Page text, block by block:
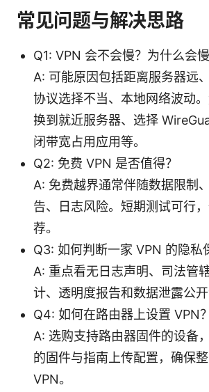
常见问题与解决思路
Q1: VPN 会不会慢？为什么会慢
A: 可能原因包括距离服务器远
协议选择不当、本地网络波动
换到就近服务器、选择
闭带宽占用应用等。
Q2: 免费 VPN 是否值得？
A: 免费越界通常伴随数据限制
告、日志风险。短期测试可行
荐。
Q3: 如何判断一家 VPN 的隐私
A: 重点看无日志声明、司法管
计、透明度报告和数据泄露公开
Q4: 如何在路由器上设置 VPN？
A: 选购支持路由器固件的设备
的固件与指南上传配置，确保
VPN。